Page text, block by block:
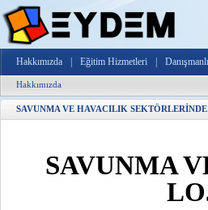
Hakkımızda Eğitim Hizmetleri
Hakkımızda
SAVUNMA VE HAVACILIK
SAVUNMA